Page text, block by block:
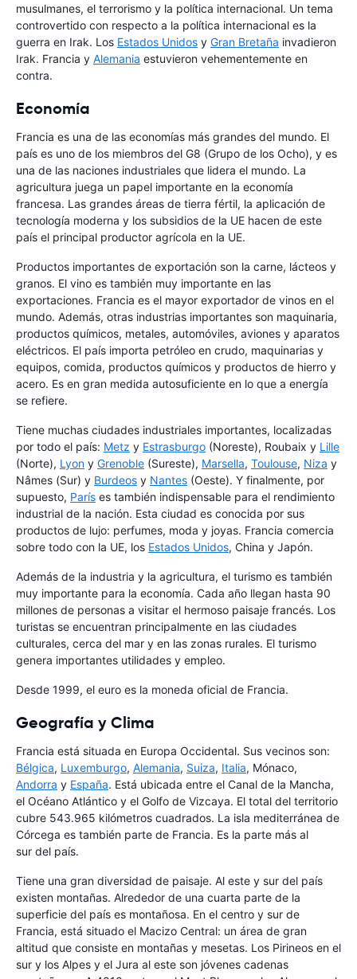
musulmanes, el terrorismo y la política internacional. Un tema
controvertido con respecto a la política internacional es la
guerra en Irak. Los Estados Unidos y Gran Bretaña invadieron
Irak. Francia y Alemania estuvieron vehementemente en
contra.
Economía
Francia es una de las economías más grandes del mundo. El
país es uno de los miembros del G8 (Grupo de los Ocho), y es
una de las naciones industriales que lidera el mundo. La
agricultura juega un papel importante en la economía
francesa. Las grandes áreas de tierra fértil, la aplicación de
tecnología moderna y los subsidios de la UE hacen de este
país el principal productor agrícola en la UE.
Productos importantes de exportación son la carne, lácteos y
granos. El vino es también muy importante en las
exportaciones. Francia es el mayor exportador de vinos en el
mundo. Además, otras industrias importantes son maquinaria,
productos químicos, metales, automóviles, aviones y aparatos
eléctricos. El país importa petróleo en crudo, maquinarias y
equipos, comida, productos químicos y productos de hierro y
acero. Es en gran medida autosuficiente en lo que a energía
se refiere.
Tiene muchas ciudades industriales importantes, localizadas
por todo el país: Metz y Estrasburgo (Noreste), Roubaix y Lille
(Norte), Lyon y Grenoble (Sureste), Marsella, Toulouse, Niza y
Nâmes (Sur) y Burdeos y Nantes (Oeste). Y finalmente, por
supuesto, París es también indispensable para el rendimiento
industrial de la nación. Esta ciudad es conocida por sus
productos de lujo: perfumes, moda y joyas. Francia comercia
sobre todo con la UE, los Estados Unidos, China y Japón.
Además de la industria y la agricultura, el turismo es también
muy importante para la economía. Cada año llegan hasta 90
millones de personas a visitar el hermoso paisaje francés. Los
turistas se encuentran principalmente en las ciudades
culturales, cerca del mar y en las zonas rurales. El turismo
genera importantes utilidades y empleo.
Desde 1999, el euro es la moneda oficial de Francia.
Geografía y Clima
Francia está situada en Europa Occidental. Sus vecinos son:
Bélgica, Luxemburgo, Alemania, Suiza, Italia, Mónaco,
Andorra y España. Está ubicada entre el Canal de la Mancha,
el Océano Atlántico y el Golfo de Vizcaya. El total del territorio
cubre 543.965 kilómetros cuadrados. La isla mediterránea de
Córcega es también parte de Francia. Es la parte más al
sur del país.
Tiene una gran diversidad de paisaje. Al este y sur del país
existen montañas. Alrededor de una cuarta parte de la
superficie del país es montañosa. En el centro y sur de
Francia, está situado el Macizo Central: un área de gran
altitud que consiste en montañas y mesetas. Los Pirineos en el
sur y los Alpes y el Jura al este son jóvenes cadenas